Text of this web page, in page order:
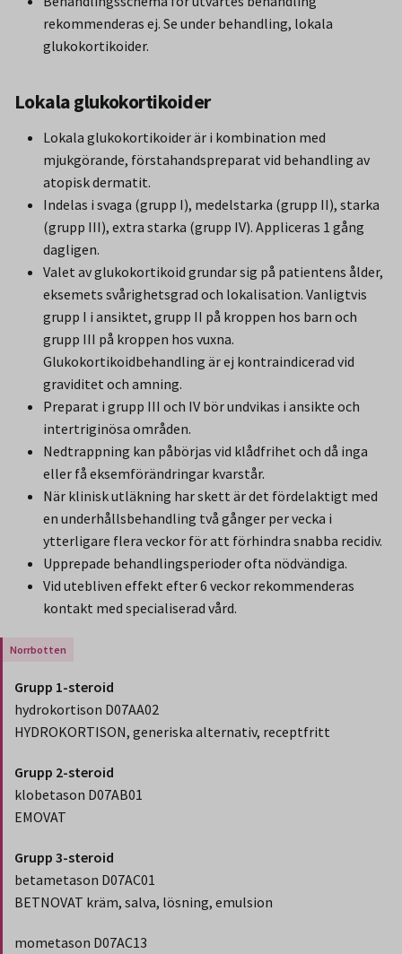
rekommenderas ej. Se under behandling, lokala
glukokortikoider.
Lokala glukokortikoider
Lokala glukokortikoider är i kombination med
mjukgörande, förstahandspreparat vid behandling av
atopisk dermatit.
Indelas i svaga (grupp I), medelstarka (grupp II), starka
(grupp III), extra starka (grupp IV). Appliceras 1 gång
dagligen.
Valet av glukokortikoid grundar sig på patientens ålder,
eksemets svårighetsgrad och lokalisation. Vanligtvis
grupp I i ansiktet, grupp II på kroppen hos barn och
grupp III på kroppen hos vuxna.
Glukokortikoidbehandling är ej kontraindicerad vid
graviditet och amning.
Preparat i grupp III och IV bör undvikas i ansikte och
intertriginösa områden.
Nedtrappning kan påbörjas vid klådfrihet och då inga
eller få eksemförändringar kvarstår.
När klinisk utläkning har skett är det fördelaktigt med
en underhållsbehandling två gånger per vecka i
ytterligare flera veckor för att förhindra snabba recidiv.
Upprepade behandlingsperioder ofta nödvändiga.
Vid utebliven effekt efter 6 veckor rekommenderas
kontakt med specialiserad vård.
Gäller endast för Region Norrbotten.
Grupp 1-steroid
hydrokortison D07AA02
HYDROKORTISON, generiska alternativ, receptfritt
Grupp 2-steroid
klobetason D07AB01
EMOVAT
Grupp 3-steroid
betametason D07AC01
BETNOVAT kräm, salva, lösning, emulsion
mometason D07AC13